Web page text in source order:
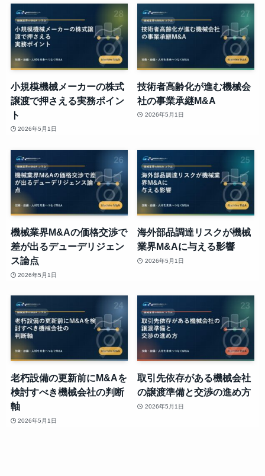
小規模機械メーカーの株式
譲渡で押さえる実務ポイン
ト
2026年5月1日
技術者高齢化が進む機械会
社の事業承継M&A
2026年5月1日
機械業界M&Aの価格交渉で
差が出るデューデリジェン
ス論点
2026年5月1日
海外部品調達リスクが機械
業界M&Aに与える影響
2026年5月1日
老朽設備の更新前にM&Aを
検討すべき機械会社の判断
軸
2026年5月1日
取引先依存がある機械会社
の譲渡準備と交渉の進め方
2026年5月1日